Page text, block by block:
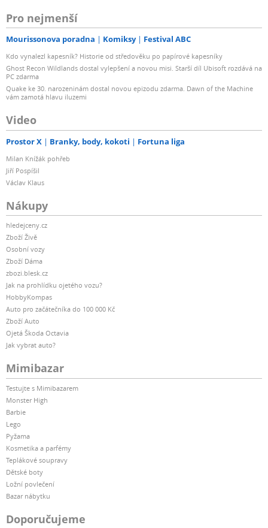
Pro nejmenší
Mourissonova poradna Komiksy Festival ABC
Kdo vynalezl kapesník? Historie od středověku po papírové kapesníky
Ghost Recon Wildlands dostal vylepšení a novou misi. Starší díl Ubisoft rozdává na
PC zdarma
Quake ke 30. narozeninám dostal novou epizodu zdarma. Dawn of the Machine
vám zamotá hlavu iluzemi
Video
Prostor X Branky, body, kokoti Fortuna liga
Milan Knížák pohřeb
Jiří Pospíšil
Václav Klaus
Nákupy
hledejceny.cz
Zboží Živě
Osobní vozy
Zboží Dáma
zbozi.blesk.cz
Jak na prohlídku ojetého vozu?
HobbyKompas
Auto pro začátečníka do 100 000 Kč
Zboží Auto
Ojetá Škoda Octavia
Jak vybrat auto?
Mimibazar
Testujte s Mimibazarem
Monster High
Barbie
Lego
Pyžama
Kosmetika a parfémy
Teplákové soupravy
Dětské boty
Ložní povlečení
Bazar nábytku
Doporučujeme